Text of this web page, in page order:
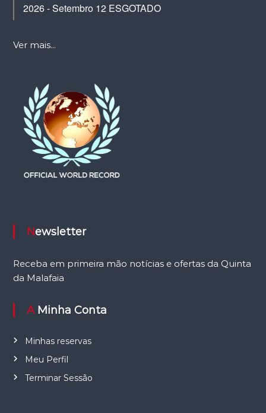
2026 - Setembro 12 ESGOTADO
Ver mais...
Newsletter
Receba em primeira mão notícias e ofertas da Quinta
da Malafaia
A Minha Conta
Minhas reservas
Meu Perfil
Terminar Sessão